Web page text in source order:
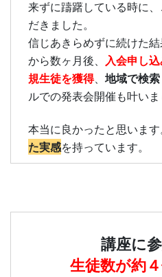
来ずに躊躇している時に
だきました。
信じあきらめずに続けた
から数ヶ月後、
入会申し
規生徒を獲得、 地域で検
ルでの発表会開催も叶いま
本当に良かったと思います
た実感を持っています。
講座に参
生徒数が約